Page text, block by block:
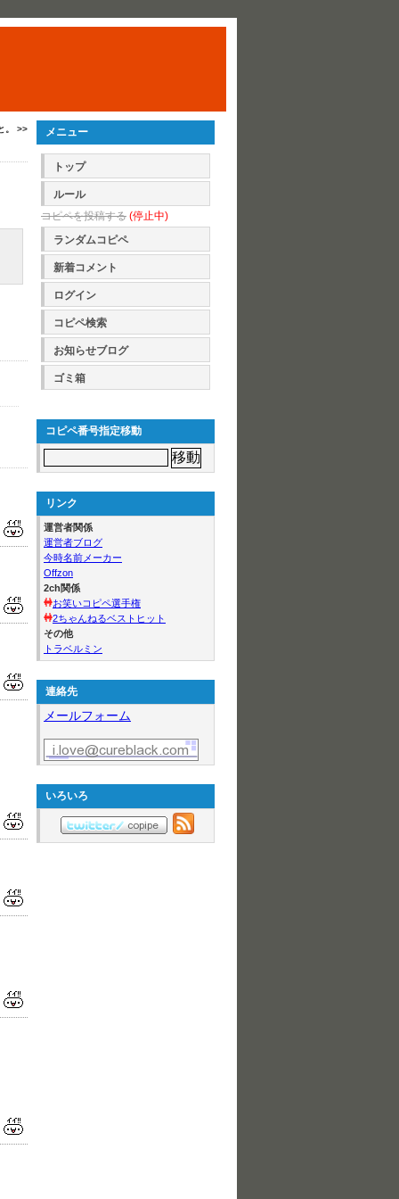
。 >> メニュー
トップ
ルール
コピペを投稿する (停止中)
ランダムコピペ
新着コメント
ログイン
コピペ検索
お知らせブログ
ゴミ箱
コピペ番号指定移動
リンク
運営者関係
運営者ブログ
今時名前メーカー
Offzon
2ch関係
お笑いコピペ選手権
2ちゃんねるベストヒット
その他
トラベルミン
連絡先
メールフォーム
いろいろ